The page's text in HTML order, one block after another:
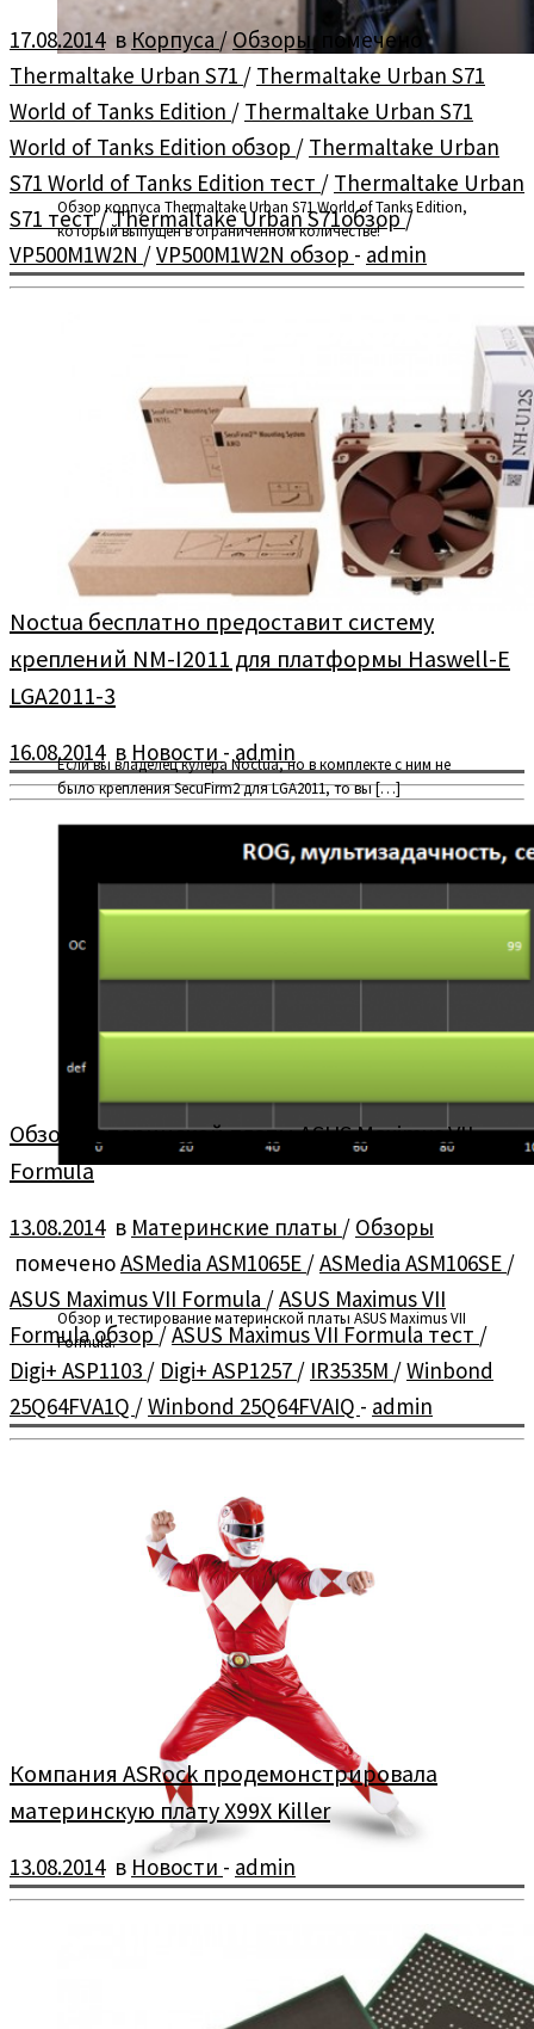
Обзор корпуса Thermaltake Urban S71 World of Tanks Edition,
который выпущен в ограниченном количестве!
17.08.2014в Корпуса / Обзоры помечено
Thermaltake Urban S71 / Thermaltake Urban S71
World of Tanks Edition / Thermaltake Urban S71
World of Tanks Edition обзор / Thermaltake Urban
S71 World of Tanks Edition тест / Thermaltake Urban
S71 тест/Thermaltake Urban S71обзор/
VP500M1W2N /VP500M1W2N обзор - admin
Если вы владелец кулера Noctua, но в комплекте с ним не
было крепления SecuFirm2 для LGA2011, то вы […]
Noctua бесплатно предоставит систему
креплений NM-I2011 для платформы Haswell-E
LGA2011-3
16.08.2014в Новости -admin
Обзор и тестирование материнской платы ASUS Maximus VII
Formula.
Обзор материнской платы ASUS Maximus VII
Formula
13.08.2014в Материнские платы / Обзоры
помеченоASMedia ASM1065E /ASMedia ASM106SE /
ASUS Maximus VII Formula /ASUS Maximus VII
Formula обзор/ASUS Maximus VII Formula тест /
Digi+ ASP1103 / Digi+ ASP1257 / IR3535M /Winbond
25Q64FVA1Q /Winbond 25Q64FVAIQ - admin
Компания ASRock продемонстрировала
материнскую плату X99X Killer
13.08.2014в Новости - admin